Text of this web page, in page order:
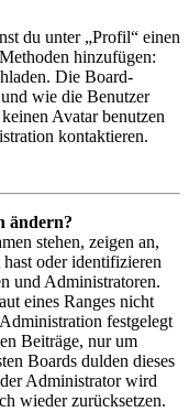
du unter „Profil“ einen
hinzufügen:
Die Board-
wie die Benutzer
Avatar benutzen
kontaktieren.
ändern?
stehen, zeigen an,
oder identifizieren
und Administratoren.
eines Ranges nicht
festgelegt
Beiträge, nur um
Boards dulden dieses
Administrator wird
wieder zurücksetzen.